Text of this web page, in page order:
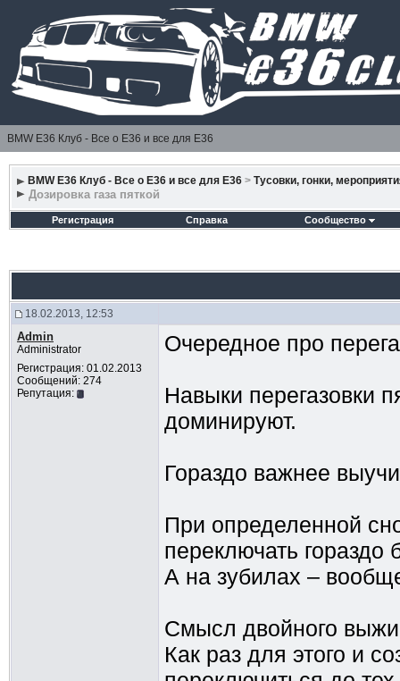
BMW E36 Клуб - Все о Е36 и все для Е36
BMW E36 Клуб - Все о Е36 и все для Е36 > Тусовки, гонки,
Дозировка газа пяткой
Регистрация Справка Сообщество
18.02.2013, 12:53
Admin
Administrator
Регистрация: 01.02.2013
Сообщений: 274
Репутация:
Очередное про
Навыки перегазовки
доминируют.
Гораздо важнее
При определенной
переключать гораздо
А на зубилах –
Смысл двойного
Как раз для этого и